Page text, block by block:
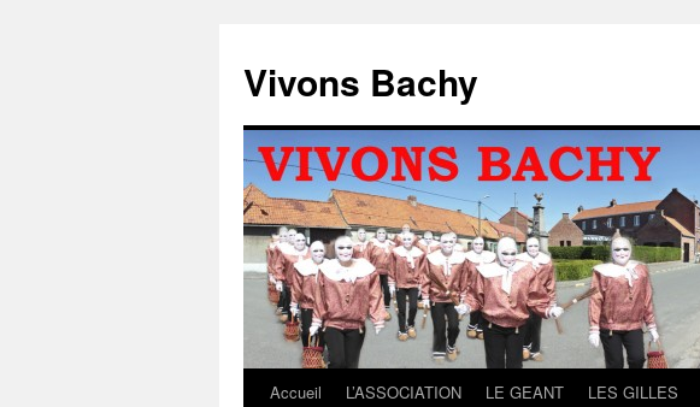
contenu
Vivons Bachy
Accueil L’ASSOCIATION LE GEANT LES GILLES